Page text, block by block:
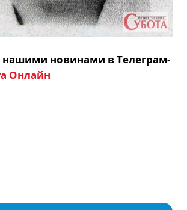
нашими новинами в Телеграм-
Онлайн